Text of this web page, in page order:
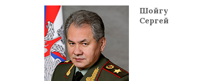
Шойгу
Сергей